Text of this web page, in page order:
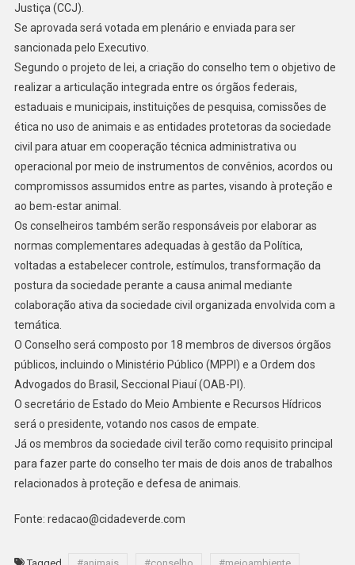
Justiça (CCJ).
Se aprovada será votada em plenário e enviada para ser
sancionada pelo Executivo.
Segundo o projeto de lei, a criação do conselho tem o objetivo de
realizar a articulação integrada entre os órgãos federais,
estaduais e municipais, instituições de pesquisa, comissões de
ética no uso de animais e as entidades protetoras da sociedade
civil para atuar em cooperação técnica administrativa ou
operacional por meio de instrumentos de convênios, acordos ou
compromissos assumidos entre as partes, visando à proteção e
ao bem-estar animal.
Os conselheiros também serão responsáveis por elaborar as
normas complementares adequadas à gestão da Política,
voltadas a estabelecer controle, estímulos, transformação da
postura da sociedade perante a causa animal mediante
colaboração ativa da sociedade civil organizada envolvida com a
temática.
O Conselho será composto por 18 membros de diversos órgãos
públicos, incluindo o Ministério Público (MPPI) e a Ordem dos
Advogados do Brasil, Seccional Piauí (OAB-PI).
O secretário de Estado do Meio Ambiente e Recursos Hídricos
será o presidente, votando nos casos de empate.
Já os membros da sociedade civil terão como requisito principal
para fazer parte do conselho ter mais de dois anos de trabalhos
relacionados à proteção e defesa de animais.
Fonte: redacao@cidadeverde.com